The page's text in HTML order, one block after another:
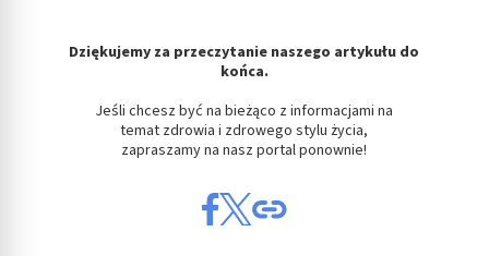
Dziękujemy za przeczytanie naszego artykułu do
końca.
Jeśli chcesz być na bieżąco z informacjami na
temat zdrowia i zdrowego stylu życia,
zapraszamy na nasz portal ponownie!